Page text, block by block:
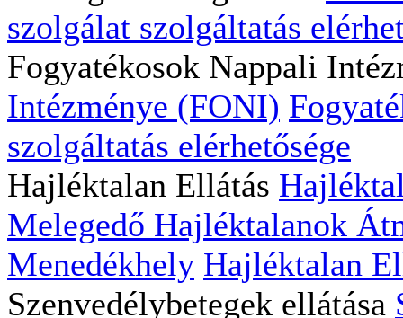
szolgálat szolgáltatás
Fogyatékosok Nappali
Intézménye (FONI)
szolgáltatás elérhetősége
Hajléktalan Ellátás
Melegedő Hajléktalanok
Menedékhely Hajléktalan
Szenvedélybetegek ellátása